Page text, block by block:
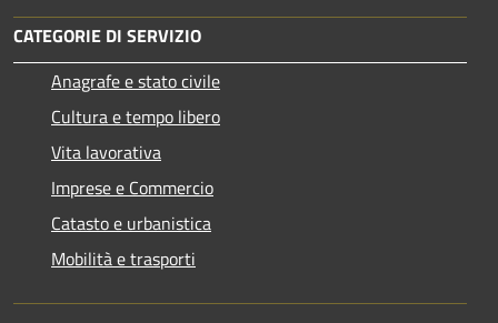
CATEGORIE DI SERVIZIO
Anagrafe e stato civile
Cultura e tempo libero
Vita lavorativa
Imprese e Commercio
Catasto e urbanistica
Mobilità e trasporti